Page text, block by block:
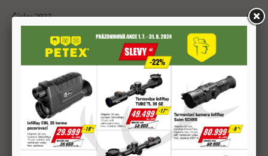
Číslo: 2927
SP
Hmotnost: 150 grs
Materiál pláště: CuZn 10
Hmotnost náboje: 25,4 g
Délka náboje: 2,3 mm
Rychlost V0: 805 m/s
V100: 691 m/s
V200: 579 m/s
Energie E0: 3143 J